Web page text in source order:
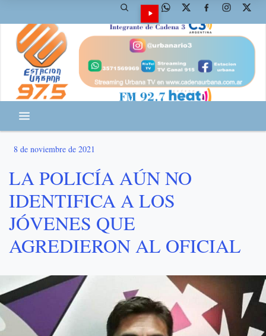
8 de noviembre de 2021
LA POLICÍA AÚN NO
IDENTIFICA A LOS
JÓVENES QUE
AGREDIERON AL OFICIAL